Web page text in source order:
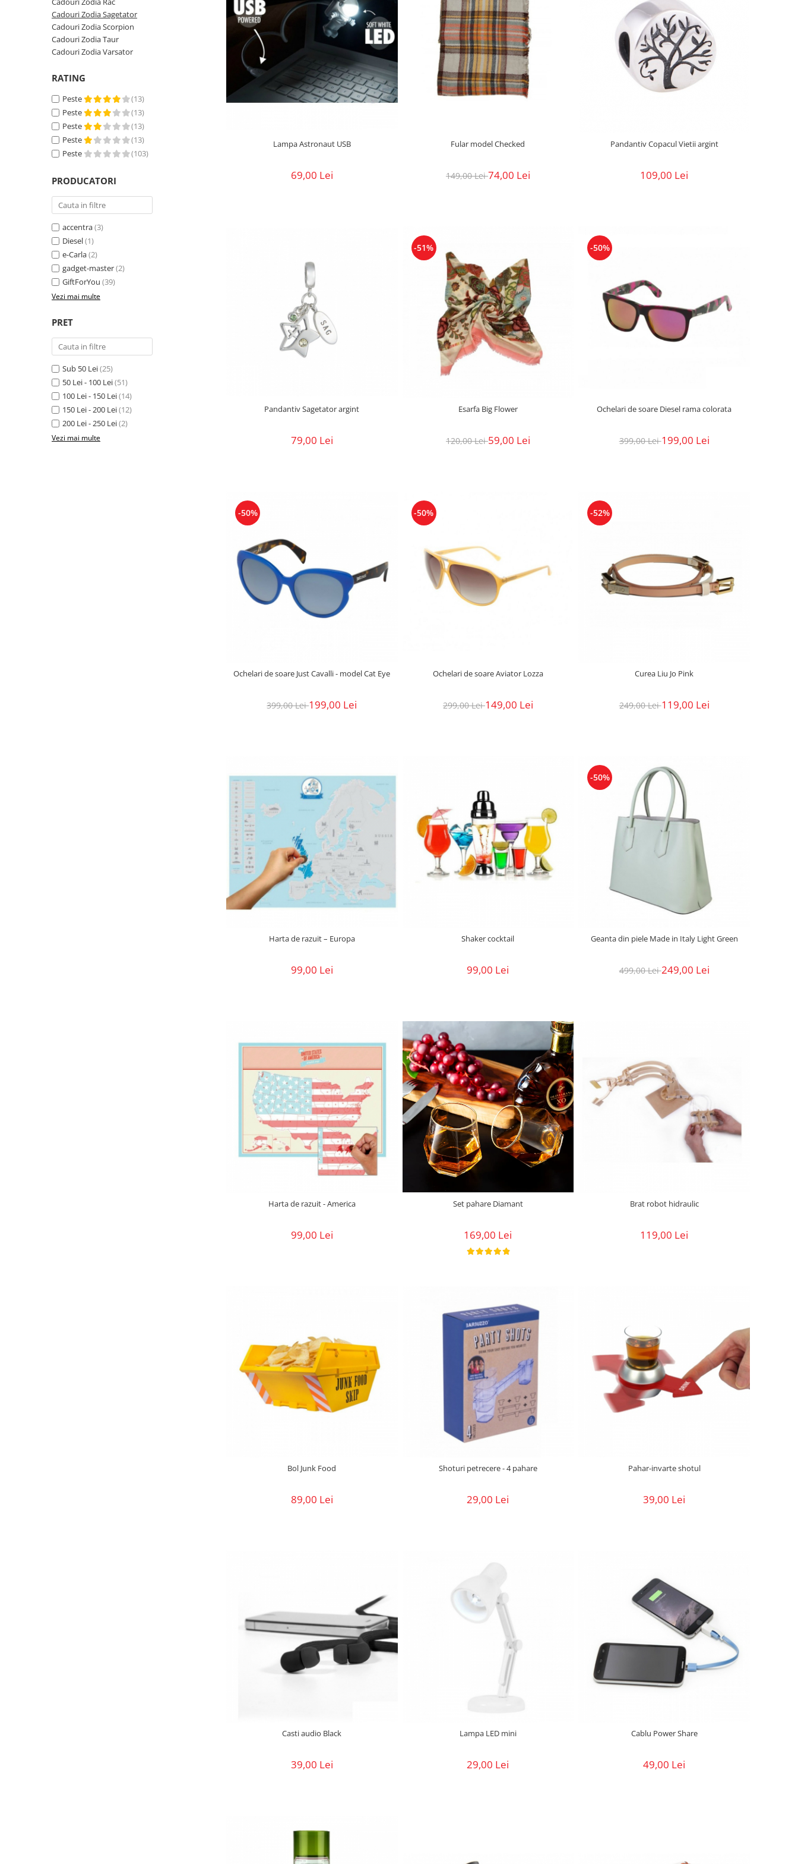
Cadouri Zodia Sagetator
Cadouri Zodia Scorpion
Cadouri Zodia Taur
Cadouri Zodia Varsator
RATING
Peste
(13)
Peste
(13)
Peste
(13)
Peste
(13)
Peste
(103)
PRODUCATORI
accentra(3)
Diesel(1)
e-Carla(2)
gadget-master(2)
GiftForYou (39)
Vezi mai multe
PRET
Sub 50 Lei(25)
50 Lei - 100 Lei(51)
100 Lei - 150 Lei(14)
150 Lei - 200 Lei(12)
200 Lei - 250 Lei(2)
Vezi mai multe
Lampa Astronaut USB
69,00 Lei
Fular model Checked
149,00 Lei74,00 Lei
Pandantiv Copacul Vietii argint
109,00 Lei
Pandantiv Sagetator argint
79,00 Lei
-51%
Esarfa Big Flower
120,00 Lei59,00 Lei
-50%
Ochelari de soare Diesel rama colorata
399,00 Lei199,00 Lei
-50%
Ochelari de soare Just Cavalli - model Cat Eye
399,00 Lei199,00 Lei
-50%
Ochelari de soare Aviator Lozza
299,00 Lei149,00 Lei
-52%
Curea Liu Jo Pink
249,00 Lei119,00 Lei
Harta de razuit – Europa
99,00 Lei
Shaker cocktail
99,00 Lei
-50%
Geanta din piele Made in Italy Light Green
499,00 Lei249,00 Lei
Harta de razuit - America
99,00 Lei
Set pahare Diamant
169,00 Lei
Brat robot hidraulic
119,00 Lei
Bol Junk Food
89,00 Lei
Shoturi petrecere - 4 pahare
29,00 Lei
Pahar-invarte shotul
39,00 Lei
Casti audio Black
39,00 Lei
Lampa LED mini
29,00 Lei
Cablu Power Share
49,00 Lei